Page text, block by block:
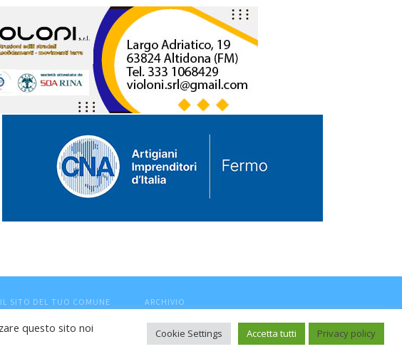
IL SITO DEL TUO COMUNE ARCHIVIO
giornalistica, aut. Trib.Fermo n.04/2010 del 05/08/2010
questo sito noi
Cookie Settings Accetta tutti Privacy policy